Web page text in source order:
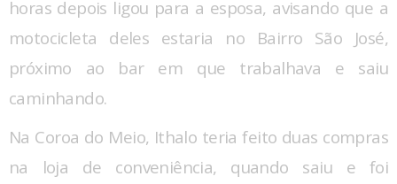
horas depois ligou para a esposa, avisando que a
motocicleta deles estaria no Bairro São José,
próximo ao bar em que trabalhava e saiu
caminhando.
Na Coroa do Meio, Ithalo teria feito duas compras
na loja de conveniência, quando saiu e foi